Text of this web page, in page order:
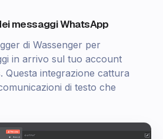
messaggi WhatsApp
di Wassenger per
in arrivo sul tuo account
Questa integrazione cattura
di testo che